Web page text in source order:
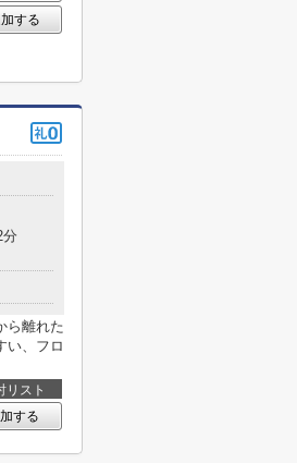
する
ら離れた
い、フロ
リスト
する